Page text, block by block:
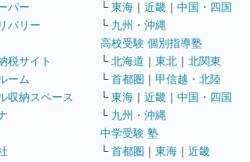
パー
バリー
税サイト
ーム
収納スペース
└ 東海 ｜ 近畿 ｜ 中国・四国
└ 九州・沖縄
高校受験 個別指導塾
└ 北海道 ｜ 東北 ｜ 北関東
└ 首都圏 ｜ 甲信越・北陸
└ 東海 ｜ 近畿 ｜ 中国・四国
└ 九州・沖縄
中学受験 塾
└ 首都圏 ｜ 東海 ｜ 近畿